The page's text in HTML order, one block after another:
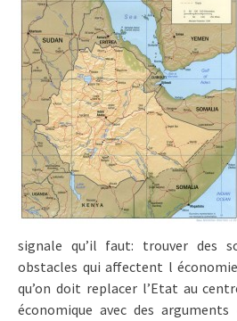
signale qu’il faut: trouver des
obstacles qui affectent l
qu’on doit replacer l’Etat au
économique avec des